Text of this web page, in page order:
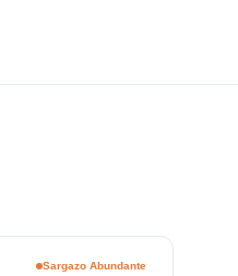
Sargazo Abundante